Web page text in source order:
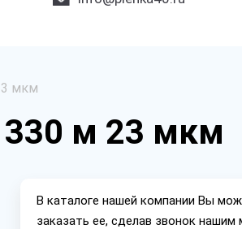
мкм
330 м 23 мкм
В каталоге нашей компании Вы
заказать ее, сделав звонок